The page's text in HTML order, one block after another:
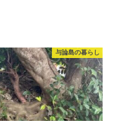
与論島の暮らし